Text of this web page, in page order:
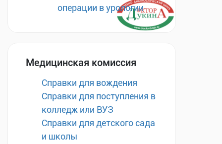
операции в урологии
Медицинская комиссия
Справки для вождения
Справки для поступления в
колледж или ВУЗ
Справки для детского сада
и школы